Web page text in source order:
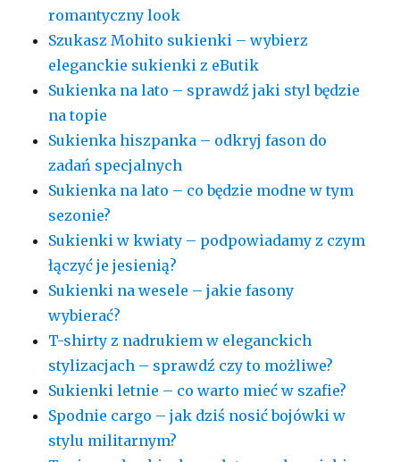
romantyczny look
Szukasz Mohito sukienki – wybierz
eleganckie sukienki z eButik
Sukienka na lato – sprawdź jaki styl będzie
na topie
Sukienka hiszpanka – odkryj fason do
zadań specjalnych
Sukienka na lato – co będzie modne w tym
sezonie?
Sukienki w kwiaty – podpowiadamy z czym
łączyć je jesienią?
Sukienki na wesele – jakie fasony
wybierać?
T-shirty z nadrukiem w eleganckich
stylizacjach – sprawdź czy to możliwe?
Sukienki letnie – co warto mieć w szafie?
Spodnie cargo – jak dziś nosić bojówki w
stylu militarnym?